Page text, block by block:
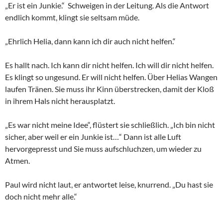
„Er ist ein Junkie.“ Schweigen in der Leitung. Als die Antwort
endlich kommt, klingt sie seltsam müde.
„Ehrlich Helia, dann kann ich dir auch nicht helfen.“
Es hallt nach. Ich kann dir nicht helfen. Ich will dir nicht helfen.
Es klingt so ungesund. Er will nicht helfen. Über Helias Wangen
laufen Tränen. Sie muss ihr Kinn überstrecken, damit der Kloß
in ihrem Hals nicht herausplatzt.
„Es war nicht meine Idee“, flüstert sie schließlich. „Ich bin nicht
sicher, aber weil er ein Junkie ist…“ Dann ist alle Luft
hervorgepresst und Sie muss aufschluchzen, um wieder zu
Atmen.
Paul wird nicht laut, er antwortet leise, knurrend. „Du hast sie
doch nicht mehr alle.“